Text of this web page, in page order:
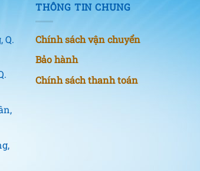
Q.
THÔNG TIN CHUNG
Chính sách vận chuyển
Bảo hành
Chính sách thanh toán